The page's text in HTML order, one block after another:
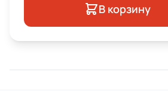
В корзину